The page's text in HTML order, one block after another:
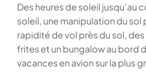
Des heures de soleil jusqu’au
soleil, une manipulation du sol
rapidité de vol près du sol,
frites et un bungalow au bord
vacances en avion sur la plus